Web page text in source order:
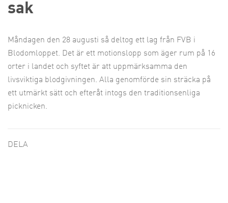
sak
Måndagen den 28 augusti så deltog ett lag från FVB i
Blodomloppet. Det är ett motionslopp som äger rum på 16
orter i landet och syftet är att uppmärksamma den
livsviktiga blodgivningen. Alla genomförde sin sträcka på
ett utmärkt sätt och efteråt intogs den traditionsenliga
picknicken.
DELA